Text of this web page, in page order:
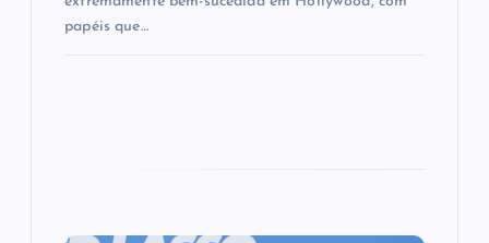
papéis que…